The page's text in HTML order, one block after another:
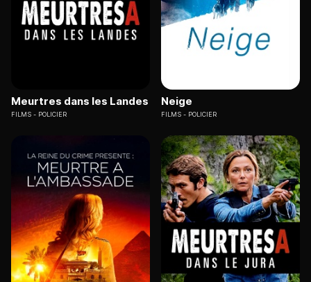
Meurtres dans les Landes
FILMS POLICIER
Neige
FILMS POLICIER